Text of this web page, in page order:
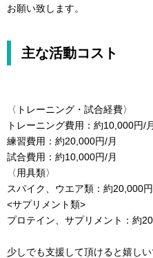
お願い致します。
主な活動コスト
〈トレーニング・試合経費〉
トレーニング費用：約10,000円/月
練習費用：約20,000円/月
試合費用：約10,000円/月
〈用具類〉
スパイク、ウエア類：約20,000円
<サプリメント類>
プロテイン、サプリメント：
少しでも支援して頂けると嬉しい